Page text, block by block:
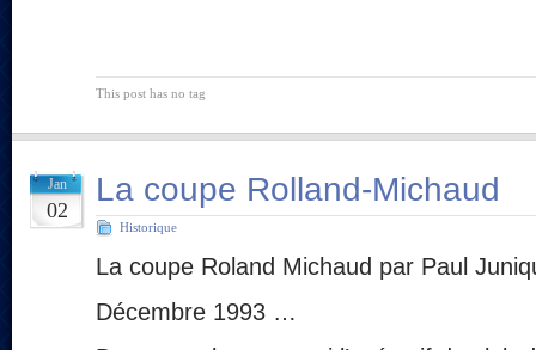
This post has no tag
Jan
02
La coupe Rolland-Michaud
Historique
La coupe Roland Michaud par Paul
Décembre 1993 …